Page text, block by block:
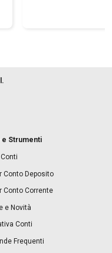
e Strumenti
Conto Deposito
Conto Corrente
e Novità
Conti
Frequenti